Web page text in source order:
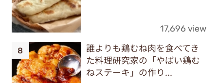
17,696 view
誰よりも鶏むね肉を食べてき
た料理研究家の「やばい鶏む
ねステーキ」の作り...